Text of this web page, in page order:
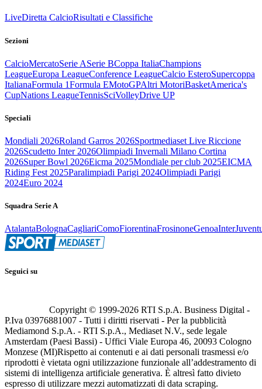
LiveDiretta CalcioRisultati e Classifiche
Sezioni
CalcioMercatoSerie ASerie BCoppa ItaliaChampions
LeagueEuropa LeagueConference LeagueCalcio EsteroSupercoppa
ItalianaFormula 1Formula EMotoGPAltri MotoriBasketAmerica's
CupNations LeagueTennisSciVolleyDrive UP
Speciali
Mondiali 2026Roland Garros 2026Sportmediaset Live Riccione
2026Scudetto Inter 2026Olimpiadi Invernali Milano Cortina
2026Super Bowl 2026Eicma 2025Mondiale per club 2025EICMA
Riding Fest 2025Paralimpiadi Parigi 2024Olimpiadi Parigi
2024Euro 2024
Squadra Serie A
AtalantaBolognaCagliariComoFiorentinaFrosinoneGenoaInter
Seguici su
Copyright © 1999-2026 RTI S.p.A. Business Digital -
P.Iva 03976881007 - Tutti i diritti riservati - Per la pubblicità
Mediamond S.p.A. - RTI S.p.A., Mediaset N.V., sede legale
Amsterdam (Paesi Bassi) - Uffici Viale Europa 46, 20093 Cologno
Monzese (MI)Rispetto ai contenuti e ai dati personali trasmessi e/o
riprodotti è vietata ogni utilizzazione funzionale all’addestramento di
sistemi di intelligenza artificiale generativa. È altresì fatto divieto
espresso di utilizzare mezzi automatizzati di data scraping.